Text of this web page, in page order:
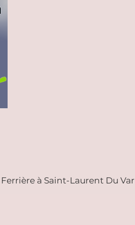
à Saint-Laurent Du Var